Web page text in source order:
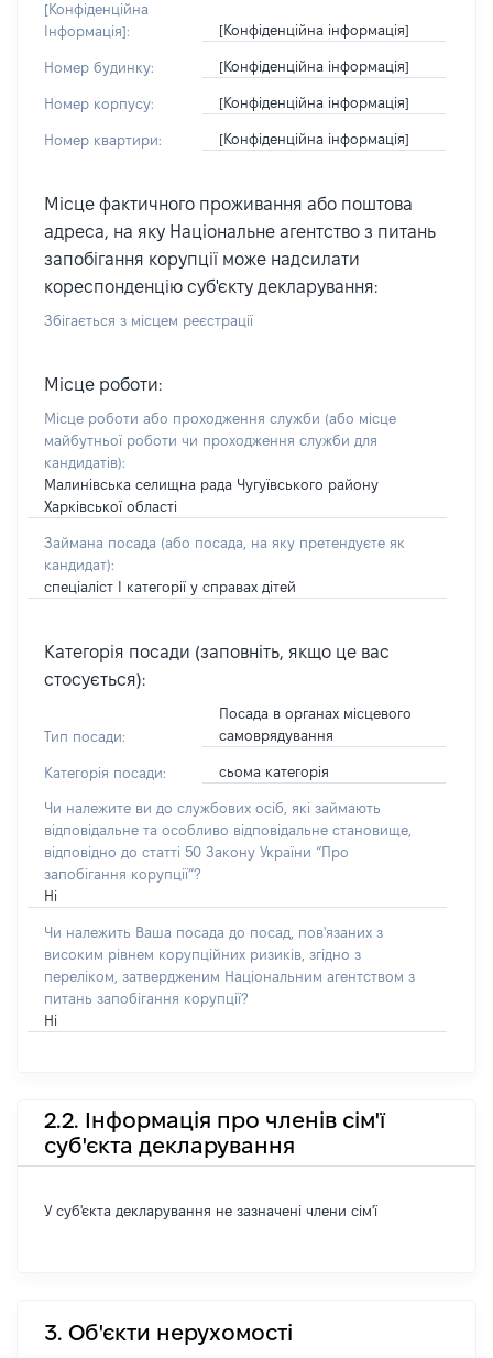
[Конфіденційна
Інформація]:
[Конфіденційна інформація]
Номер будинку: [Конфіденційна інформація]
Номер корпусу: [Конфіденційна інформація]
Номер квартири: [Конфіденційна інформація]
Місце фактичного проживання або поштова
адреса, на яку Національне агентство з питань
запобігання корупції може надсилати
кореспонденцію суб'єкту декларування:
Збігається з місцем реєстрації
Місце роботи:
Місце роботи або проходження служби (або місце
майбутньої роботи чи проходження служби для
кандидатів):
Малинівська селищна рада Чугуївського району
Харківської області
Займана посада (або посада, на яку претендуєте як
кандидат):
спеціаліст І категорії у справах дітей
Категорія посади (заповніть, якщо це вас
стосується):
Тип посади:
Посада в органах місцевого
самоврядування
Категорія посади: сьома категорія
Чи належите ви до службових осіб, які займають
відповідальне та особливо відповідальне становище,
відповідно до статті 50 Закону України “Про
запобігання корупції”?
Ні
Чи належить Ваша посада до посад, пов'язаних з
високим рівнем корупційних ризиків, згідно з
переліком, затвердженим Національним агентством з
питань запобігання корупції?
Ні
2.2. Інформація про членів сім'ї
суб'єкта декларування
У суб'єкта декларування не зазначені члени сім'ї
3. Об'єкти нерухомості